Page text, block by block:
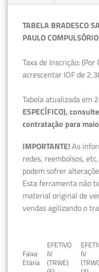
TABELA BRADESCO
PAULO COMPULSÓRIO
Taxa de Inscrição:
acrescentar IOF de
Tabela atualizada em
ESPECÍFICO),
contratação para
IMPORTANTE!As
redes, reembolsos,
podem sofrer
Esta ferramenta não
material original de
vendas agilizando o
Faixa
Etária
EFETIVO
IV
(TRWE)
IV